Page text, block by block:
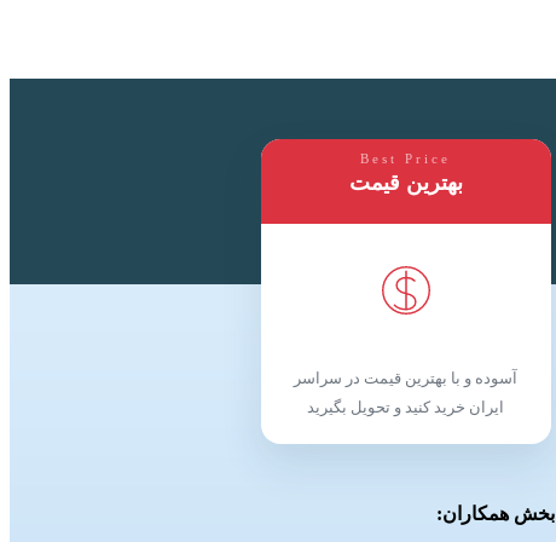
Best Price
بهترین قیمت
آسوده و با بهترین قیمت در سراسر
ایران خرید کنید و تحویل بگیرید
بخش همکاران: